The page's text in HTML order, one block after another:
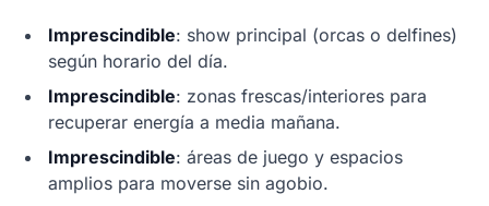
Imprescindible: show principal (orcas o delfines)
según horario del día.
Imprescindible: zonas frescas/interiores para
recuperar energía a media mañana.
Imprescindible: áreas de juego y espacios
amplios para moverse sin agobio.